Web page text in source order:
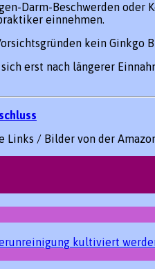
Darm-Beschwerden
einnehmen.
kein Ginkgo
erst nach längerer
/ Bilder von der